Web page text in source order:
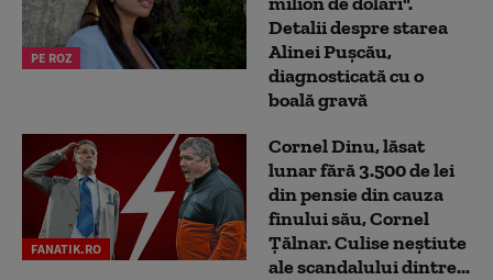
PE ROZ
Detalii despre starea
Alinei Pușcău,
diagnosticată cu o
boală gravă
FANATIK.RO
Cornel Dinu, lăsat
lunar fără 3.500 de lei
din pensie din cauza
finului său, Cornel
Țălnar. Culise neștiute
ale scandalului dintre...